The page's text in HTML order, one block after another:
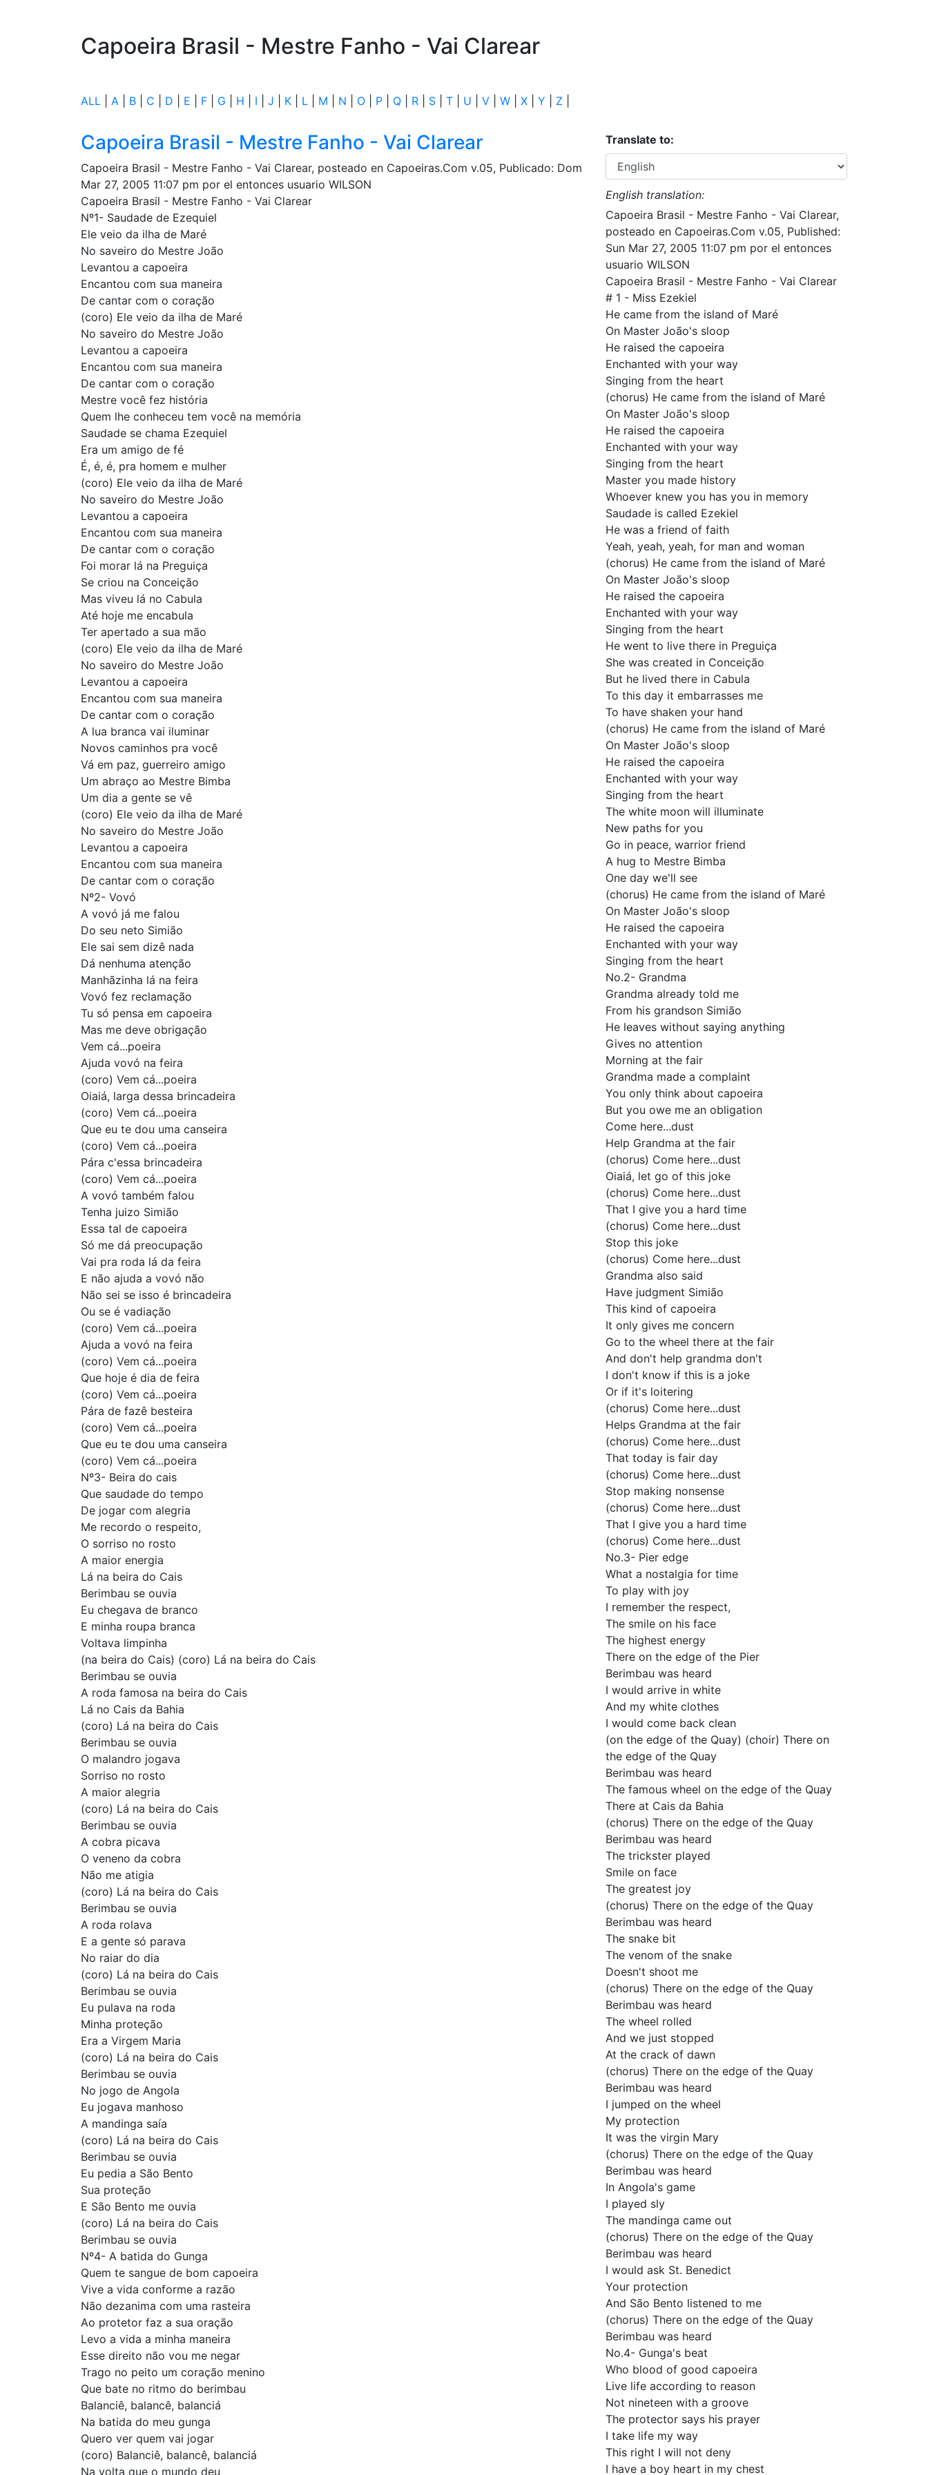
Capoeira Brasil - Mestre Fanho - Vai Clarear
ALL A B C D E F G H I J K L M N O P Q R S T U V W X Y Z
Capoeira Brasil - Mestre Fanho - Vai Clarear
Capoeira Brasil - Mestre Fanho - Vai Clarear, posteado en Capoeiras.Com v.05, Publicado: Dom
Mar 27, 2005 11:07 pm por el entonces usuario WILSON
Capoeira Brasil - Mestre Fanho - Vai Clarear
Nº1- Saudade de Ezequiel
Ele veio da ilha de Maré
No saveiro do Mestre João
Levantou a capoeira
Encantou com sua maneira
De cantar com o coração
(coro) Ele veio da ilha de Maré
No saveiro do Mestre João
Levantou a capoeira
Encantou com sua maneira
De cantar com o coração
Mestre você fez história
Quem lhe conheceu tem você na memória
Saudade se chama Ezequiel
Era um amigo de fé
É, é, é, pra homem e mulher
(coro) Ele veio da ilha de Maré
No saveiro do Mestre João
Levantou a capoeira
Encantou com sua maneira
De cantar com o coração
Foi morar lá na Preguiça
Se criou na Conceição
Mas viveu lá no Cabula
Até hoje me encabula
Ter apertado a sua mão
(coro) Ele veio da ilha de Maré
No saveiro do Mestre João
Levantou a capoeira
Encantou com sua maneira
De cantar com o coração
A lua branca vai iluminar
Novos caminhos pra você
Vá em paz, guerreiro amigo
Um abraço ao Mestre Bimba
Um dia a gente se vê
(coro) Ele veio da ilha de Maré
No saveiro do Mestre João
Levantou a capoeira
Encantou com sua maneira
De cantar com o coração
Nº2- Vovó
A vovó já me falou
Do seu neto Simião
Ele sai sem dizê nada
Dá nenhuma atenção
Manhãzinha lá na feira
Vovó fez reclamação
Tu só pensa em capoeira
Mas me deve obrigação
Vem cá...poeira
Ajuda vovó na feira
(coro) Vem cá...poeira
Oiaiá, larga dessa brincadeira
(coro) Vem cá...poeira
Que eu te dou uma canseira
(coro) Vem cá...poeira
Pára c'essa brincadeira
(coro) Vem cá...poeira
A vovó também falou
Tenha juizo Simião
Essa tal de capoeira
Só me dá preocupação
Vai pra roda lá da feira
E não ajuda a vovó não
Não sei se isso é brincadeira
Ou se é vadiação
(coro) Vem cá...poeira
Ajuda a vovó na feira
(coro) Vem cá...poeira
Que hoje é dia de feira
(coro) Vem cá...poeira
Pára de fazê besteira
(coro) Vem cá...poeira
Que eu te dou uma canseira
(coro) Vem cá...poeira
Nº3- Beira do cais
Que saudade do tempo
De jogar com alegria
Me recordo o respeito,
O sorriso no rosto
A maior energia
Lá na beira do Cais
Berimbau se ouvia
Eu chegava de branco
E minha roupa branca
Voltava limpinha
(na beira do Cais) (coro) Lá na beira do Cais
Berimbau se ouvia
A roda famosa na beira do Cais
Lá no Cais da Bahia
(coro) Lá na beira do Cais
Berimbau se ouvia
O malandro jogava
Sorriso no rosto
A maior alegria
(coro) Lá na beira do Cais
Berimbau se ouvia
A cobra picava
O veneno da cobra
Não me atigia
(coro) Lá na beira do Cais
Berimbau se ouvia
A roda rolava
E a gente só parava
No raiar do dia
(coro) Lá na beira do Cais
Berimbau se ouvia
Eu pulava na roda
Minha proteção
Era a Virgem Maria
(coro) Lá na beira do Cais
Berimbau se ouvia
No jogo de Angola
Eu jogava manhoso
A mandinga saía
(coro) Lá na beira do Cais
Berimbau se ouvia
Eu pedia a São Bento
Sua proteção
E São Bento me ouvia
(coro) Lá na beira do Cais
Berimbau se ouvia
Nº4- A batida do Gunga
Quem te sangue de bom capoeira
Vive a vida conforme a razão
Não dezanima com uma rasteira
Ao protetor faz a sua oração
Levo a vida a minha maneira
Esse direito não vou me negar
Trago no peito um coração menino
Que bate no ritmo do berimbau
Balanciê, balancê, balanciá
Na batida do meu gunga
Quero ver quem vai jogar
(coro) Balanciê, balancê, balanciá
Na volta que o mundo deu
Translate to:
English translation:
Capoeira Brasil - Mestre Fanho - Vai Clarear,
posteado en Capoeiras.Com v.05, Published:
Sun Mar 27, 2005 11:07 pm por el entonces
usuario WILSON
Capoeira Brasil - Mestre Fanho - Vai Clarear
# 1 - Miss Ezekiel
He came from the island of Maré
On Master João's sloop
He raised the capoeira
Enchanted with your way
Singing from the heart
(chorus) He came from the island of Maré
On Master João's sloop
He raised the capoeira
Enchanted with your way
Singing from the heart
Master you made history
Whoever knew you has you in memory
Saudade is called Ezekiel
He was a friend of faith
Yeah, yeah, yeah, for man and woman
(chorus) He came from the island of Maré
On Master João's sloop
He raised the capoeira
Enchanted with your way
Singing from the heart
He went to live there in Preguiça
She was created in Conceição
But he lived there in Cabula
To this day it embarrasses me
To have shaken your hand
(chorus) He came from the island of Maré
On Master João's sloop
He raised the capoeira
Enchanted with your way
Singing from the heart
The white moon will illuminate
New paths for you
Go in peace, warrior friend
A hug to Mestre Bimba
One day we'll see
(chorus) He came from the island of Maré
On Master João's sloop
He raised the capoeira
Enchanted with your way
Singing from the heart
No.2- Grandma
Grandma already told me
From his grandson Simião
He leaves without saying anything
Gives no attention
Morning at the fair
Grandma made a complaint
You only think about capoeira
But you owe me an obligation
Come here...dust
Help Grandma at the fair
(chorus) Come here...dust
Oiaiá, let go of this joke
(chorus) Come here...dust
That I give you a hard time
(chorus) Come here...dust
Stop this joke
(chorus) Come here...dust
Grandma also said
Have judgment Simião
This kind of capoeira
It only gives me concern
Go to the wheel there at the fair
And don't help grandma don't
I don't know if this is a joke
Or if it's loitering
(chorus) Come here...dust
Helps Grandma at the fair
(chorus) Come here...dust
That today is fair day
(chorus) Come here...dust
Stop making nonsense
(chorus) Come here...dust
That I give you a hard time
(chorus) Come here...dust
No.3- Pier edge
What a nostalgia for time
To play with joy
I remember the respect,
The smile on his face
The highest energy
There on the edge of the Pier
Berimbau was heard
I would arrive in white
And my white clothes
I would come back clean
(on the edge of the Quay) (choir) There on
the edge of the Quay
Berimbau was heard
The famous wheel on the edge of the Quay
There at Cais da Bahia
(chorus) There on the edge of the Quay
Berimbau was heard
The trickster played
Smile on face
The greatest joy
(chorus) There on the edge of the Quay
Berimbau was heard
The snake bit
The venom of the snake
Doesn't shoot me
(chorus) There on the edge of the Quay
Berimbau was heard
The wheel rolled
And we just stopped
At the crack of dawn
(chorus) There on the edge of the Quay
Berimbau was heard
I jumped on the wheel
My protection
It was the virgin Mary
(chorus) There on the edge of the Quay
Berimbau was heard
In Angola's game
I played sly
The mandinga came out
(chorus) There on the edge of the Quay
Berimbau was heard
I would ask St. Benedict
Your protection
And São Bento listened to me
(chorus) There on the edge of the Quay
Berimbau was heard
No.4- Gunga's beat
Who blood of good capoeira
Live life according to reason
Not nineteen with a groove
The protector says his prayer
I take life my way
This right I will not deny
I have a boy heart in my chest